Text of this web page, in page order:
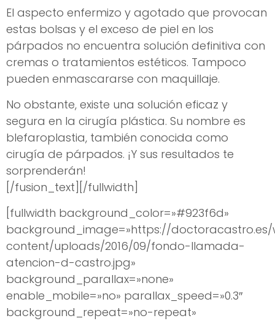
El aspecto enfermizo y agotado que provocan
estas bolsas y el exceso de piel en los
párpados no encuentra solución definitiva con
cremas o tratamientos estéticos. Tampoco
pueden enmascararse con maquillaje.
No obstante, existe una solución eficaz y
segura en la cirugía plástica. Su nombre es
blefaroplastia, también conocida como
cirugía de párpados. ¡Y sus resultados te
sorprenderán!
[/fusion_text][/fullwidth]
[fullwidth background_color=»#923f6d»
background_image=»https://
content/uploads/2016/09/fondo-llamada-
atencion-d-castro.jpg»
background_parallax=»none»
enable_mobile=»no» parallax_speed=»0.3″
background_repeat=»no-repeat»